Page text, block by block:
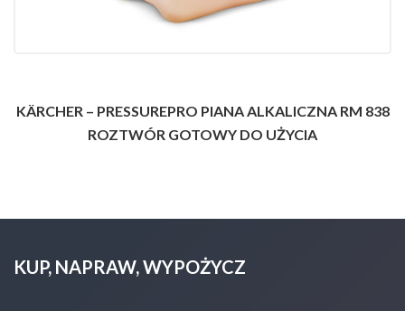
KÄRCHER – PRESSUREPRO PIANA ALKALICZNA RM 838
ROZTWÓR GOTOWY DO UŻYCIA
KUP, NAPRAW, WYPOŻYCZ